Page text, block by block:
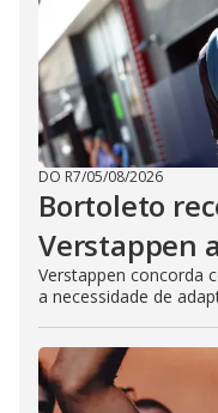
DO R7/05/08/2026
Bortoleto
Verstappen
Verstappen concorda
a necessidade de